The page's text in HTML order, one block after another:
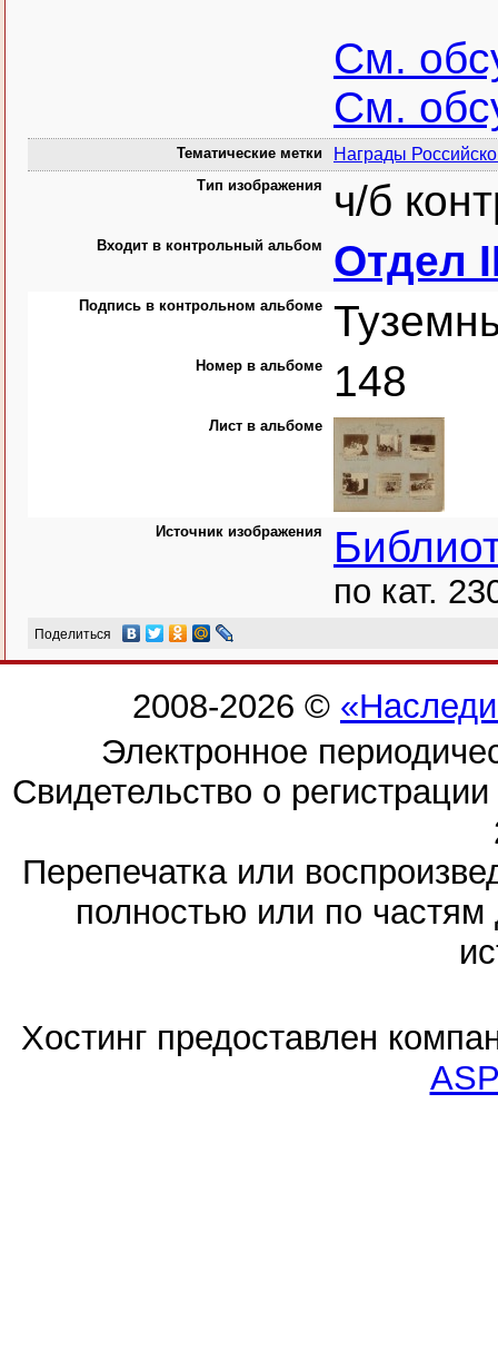
См.
См.
Тематические метки Награды
Тип изображения ч/б
Входит в контрольный альбом Отдел
Подпись в контрольном альбоме
Номер в альбоме 148
Лист в альбоме
Источник изображения
по кат.
Поделиться
2008-2026 ©
Электронное
Свидетельство о
Перепечатка или
полностью или по частям
Хостинг предоставлен